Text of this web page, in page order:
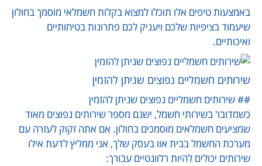
באמצעות טיפים אלו תוכלו למצוא בקלות חשמלאי מוסמך בחולון
שיעמוד בציפיות שלכם ויעניק לכם פתרונות בטיחותיים
ואיכותיים.
שירותים חשמליים נפוצים שניתן להזמין
## שירותים חשמליים נפוצים שניתן להזמין
כשמדובר בשירותי חשמל, ישנם מספר שירותים נפוצים מאוד
שמציעים חשמלאים מוסמכים בחולון. אם אתה זקוק לעזרה עם
מערכת החשמל בבית אוו בעסק שלך, אני ממליץ לדעת אילו
שירותים יכולים להיות רלוונטיים עבורך: